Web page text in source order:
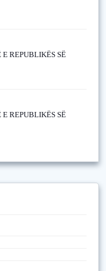
E REPUBLIKËS SË
E REPUBLIKËS SË